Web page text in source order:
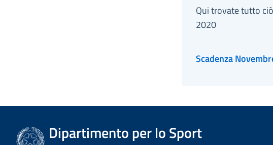
Qui trovate tutto
2020
Scadenza
Dipartimento per lo Sport